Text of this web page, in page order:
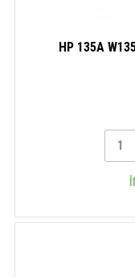
HP 135A